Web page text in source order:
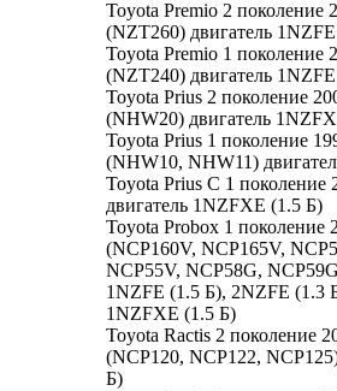
Toyota Premio 2 поколение
(NZT260) двигатель
Toyota Premio 1 поколение
(NZT240) двигатель
Toyota Prius 2 поколение
(NHW20) двигатель
Toyota Prius 1 поколение
(NHW10, NHW11)
Toyota Prius C 1 поколение
двигатель 1NZFXE (1.5 Б)
Toyota Probox 1 поколение
(NCP160V, NCP165V,
NCP55V, NCP58G,
1NZFE (1.5 Б), 2NZFE (1.3
1NZFXE (1.5 Б)
Toyota Ractis 2 поколение
(NCP120, NCP122,
Б)